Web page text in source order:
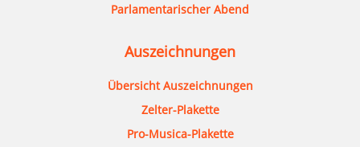
Parlamentarischer Abend
Auszeichnungen
Übersicht Auszeichnungen
Zelter-Plakette
Pro-Musica-Plakette